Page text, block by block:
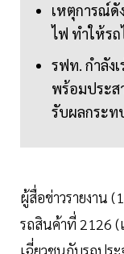
เหตุการณ์ดั
ไฟ ทำให้ร
รฟท. กำลัง
พร้อมประส
รับผลกระท
ผู้สื่อข่าวรายงาน
รถสินค้าที่ 2126 (